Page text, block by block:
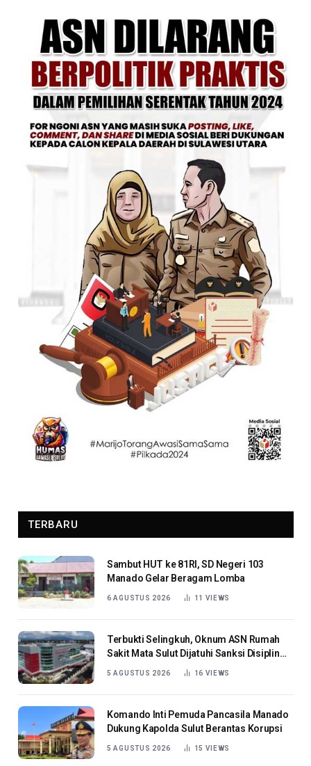
TERBARU
Sambut HUT ke 81RI, SD Negeri 103
Manado Gelar Beragam Lomba
6 AGUSTUS 2026 11 VIEWS
Terbukti Selingkuh, Oknum ASN Rumah
Sakit Mata Sulut Dijatuhi Sanksi Disiplin
5 AGUSTUS 2026 16 VIEWS
Komando Inti Pemuda Pancasila Manado
Dukung Kapolda Sulut Berantas Korupsi
5 AGUSTUS 2026 15 VIEWS